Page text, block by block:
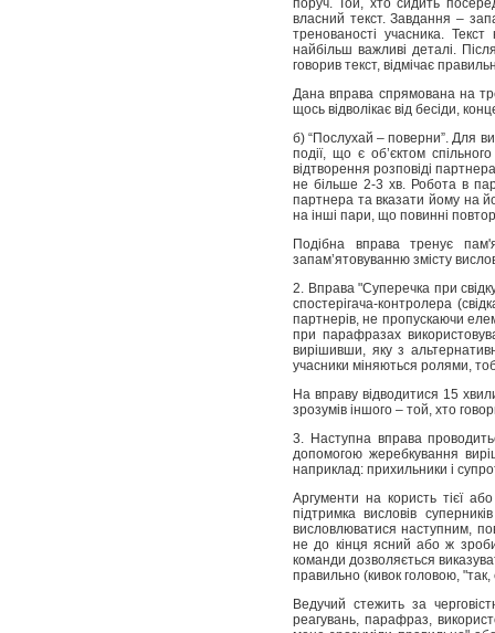
поруч. Той, хто сидить
власний текст. Завдання –
тренованості учасника.
найбільш важливі деталі.
говорив текст, відмічає
Дана вправа спрямована на
щось відволікає від бесіди,
б) “Послухай – поверни”. Для
події, що є об’єктом
відтворення розповіді
не більше 2-3 хв. Робота в
партнера та вказати йому на
на інші пари, що повинні
Подібна вправа тренує
запам’ятовуванню змісту
2. Вправа "Суперечка при
спостерігача-контролера
партнерів, не пропускаючи
при парафразах
вирішивши, яку з
учасники міняються ролями,
На вправу відводитися 15
зрозумів іншого – той, хто
3. Наступна вправа
допомогою жеребкування
наприклад: прихильники і
Аргументи на користь тієї
підтримка висловів
висловлюватися наступним,
не до кінця ясний або ж
команди дозволяється
правильно (кивок головою,
Ведучий стежить за
реагувань, парафраз,